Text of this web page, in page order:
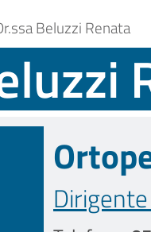
Beluzzi Renata